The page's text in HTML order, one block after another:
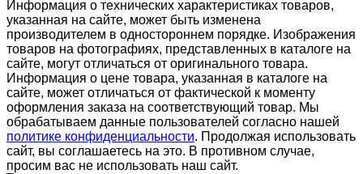
Информация о технических характеристиках товаров,
указанная на сайте, может быть изменена
производителем в одностороннем порядке. Изображения
товаров на фотографиях, представленных в каталоге на
сайте, могут отличаться от оригинального товара.
Информация о цене товара, указанная в каталоге на
сайте, может отличаться от фактической к моменту
оформления заказа на соответствующий товар. Мы
обрабатываем данные пользователей согласно нашей
политике конфиденциальности. Продолжая использовать
сайт, вы соглашаетесь на это. В противном случае,
просим вас не использовать наш сайт.